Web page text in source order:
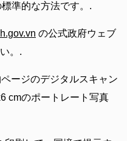
準的な方法です。.
の公式政府ウェブ
。.
ージのデジタルスキャン
cmのポートレート写真